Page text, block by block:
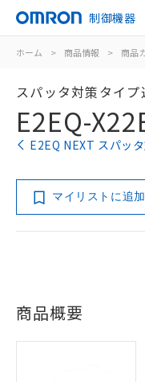
制御機器
ホーム > 商品情報 > 商品
スパッタ対策タイ
E2EQ-
E2EQ NEXT スパッ
マイリストに追加
商品概要